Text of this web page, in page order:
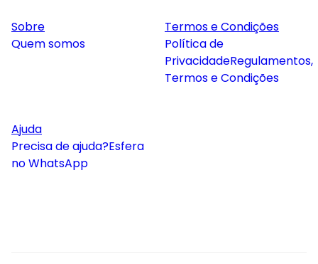
Sobre
Quem somos
Termos e Condições
Política de
PrivacidadeRegulamentos,
Termos e Condições
Ajuda
Precisa de ajuda?Esfera
no WhatsApp